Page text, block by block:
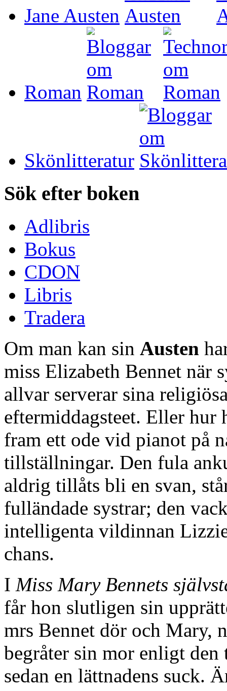
Jane Austen
Roman
Skönlitteratur
Sök efter boken
Adlibris
Bokus
CDON
Libris
Tradera
Om man kan sin Austen
miss Elizabeth Bennet när
allvar serverar sina
eftermiddagsteet. Eller
fram ett ode vid pianot på
tillställningar. Den fula
aldrig tillåts bli en svan,
fulländade systrar; den
intelligenta vildinnan
chans.
I Miss Mary Bennets
får hon slutligen sin
mrs Bennet dör och Mary,
begråter sin mor enligt
sedan en lättnadens suck.